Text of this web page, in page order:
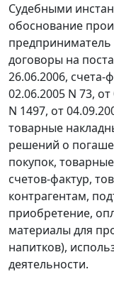
Судебными
обоснование
предприниматель
договоры на
26.06.2006, счета-
02.06.2005 N 73,
N 1497, от
товарные
решений о
покупок,
счетов-фактур,
контрагентам,
приобретение,
материалы для
напитков),
деятельности.